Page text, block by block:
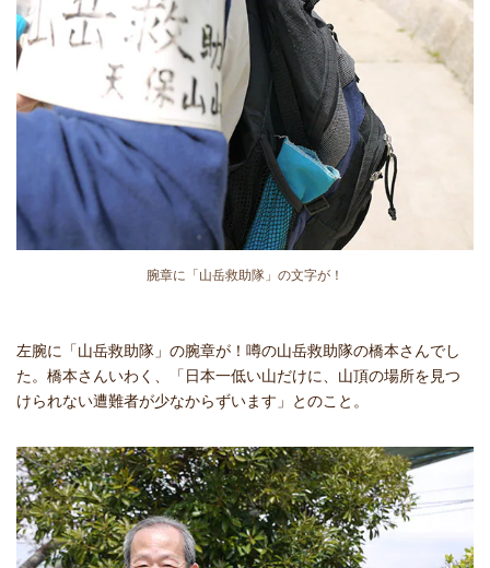
腕章に「山岳救助隊」の文字が！
左腕に「山岳救助隊」の腕章が！噂の山岳救助隊の橋本さんでし
た。橋本さんいわく、「日本一低い山だけに、山頂の場所を見つ
けられない遭難者が少なからずいます」とのこと。